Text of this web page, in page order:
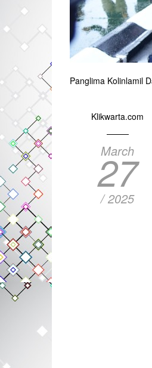
Panglima Kolinlamil
Klikwarta.com
March
27
/ 2025